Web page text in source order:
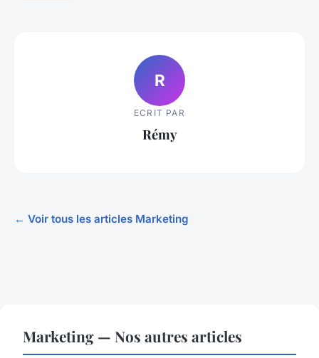
R
ECRIT PAR
Rémy
← Voir tous les articles Marketing
Marketing — Nos autres articles